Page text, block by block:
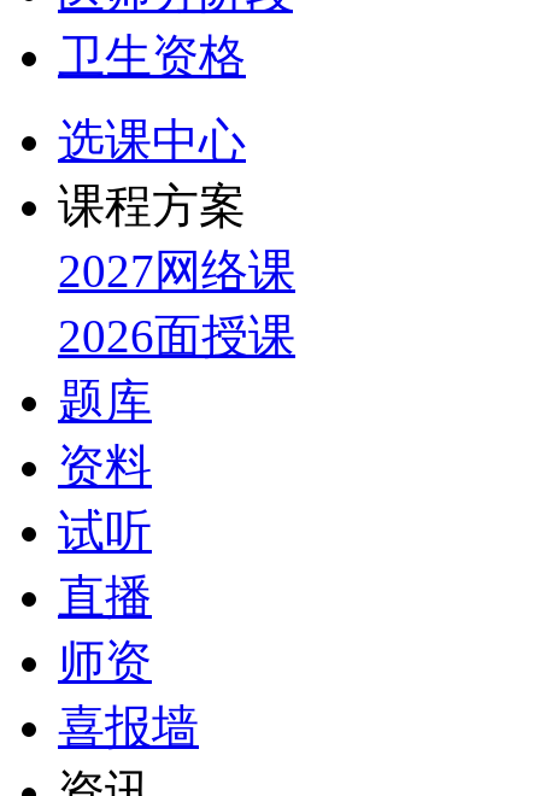
卫生资格
选课中心
课程方案
2027网络课
2026面授课
题库
资料
试听
直播
师资
喜报墙